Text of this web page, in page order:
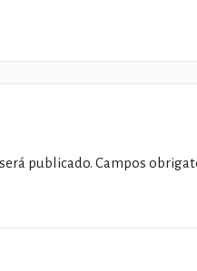
publicado. Campos